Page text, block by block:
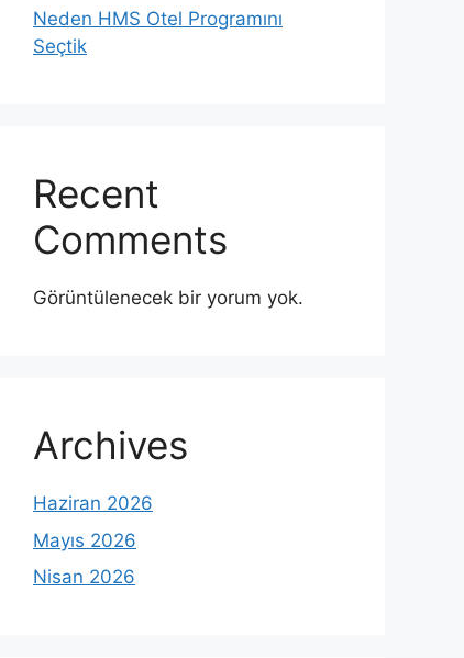
Neden HMS Otel Programını
Seçtik
Recent
Comments
Görüntülenecek bir yorum yok.
Archives
Haziran 2026
Mayıs 2026
Nisan 2026